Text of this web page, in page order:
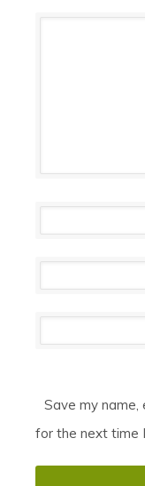
Save my
for the next time